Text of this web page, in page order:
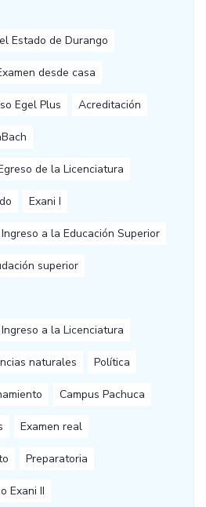
Estado de Durango
desde casa
Egel Plus Acreditación
de la Licenciatura
Exani I
a la Educación Superior
superior
a la Licenciatura
naturales Política
Campus Pachuca
Examen real
Preparatoria
Exani II